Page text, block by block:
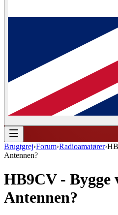
Brugtgrej›Forum›Radioamatører›
Antennen?
HB9CV - Bygge
Antennen?